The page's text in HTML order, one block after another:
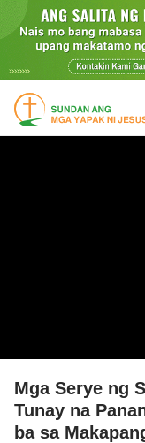
Mga Serye ng
Tunay na
ba sa